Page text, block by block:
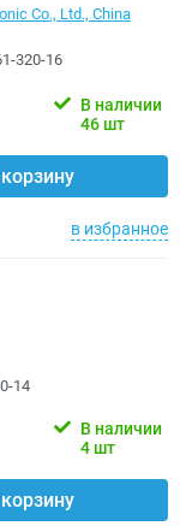
Co., Ltd., China
320-16
В наличии
46 шт
в избранное
14
В наличии
4 шт